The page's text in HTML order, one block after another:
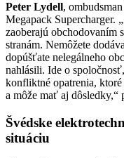
Peter Lydell,
Megapack Supercharger.
zaoberajú obchodovaním
stranám. Nemôžete
dopúšťate nelegálneho
nahlásili. Ide o
konfliktné opatrenia,
a môže mať aj dôsledky,“
Švédske
situáciu